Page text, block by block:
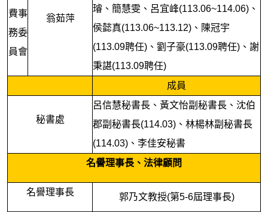
費事
務委
員會
翁茹萍
璿、簡慧雯、呂宜峰(113.06~114.06)、
侯懿真(113.06~113.12)、陳冠宇
(113.09聘任)、劉子豪(113.09聘任)、謝
秉諶(113.09聘任)
成員
秘書處
呂信慧秘書長、黃文怡副秘書長、沈伯
郡副秘書長(114.03)、林楊林副秘書長
(114.03)、李佳安秘書
名譽理事長、法律顧問
名譽理事長 郭乃文教授(第5-6屆理事長)